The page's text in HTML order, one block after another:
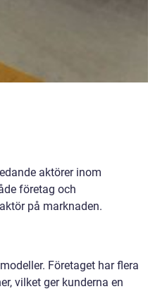
aktörer inom
företag och
på marknaden.
Företaget har flera
vilket ger kunderna en